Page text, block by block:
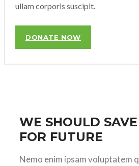
ullam corporis suscipit.
DONATE NOW
WE SHOULD
FOR FUTURE
Nemo enim ipsam voluptatem